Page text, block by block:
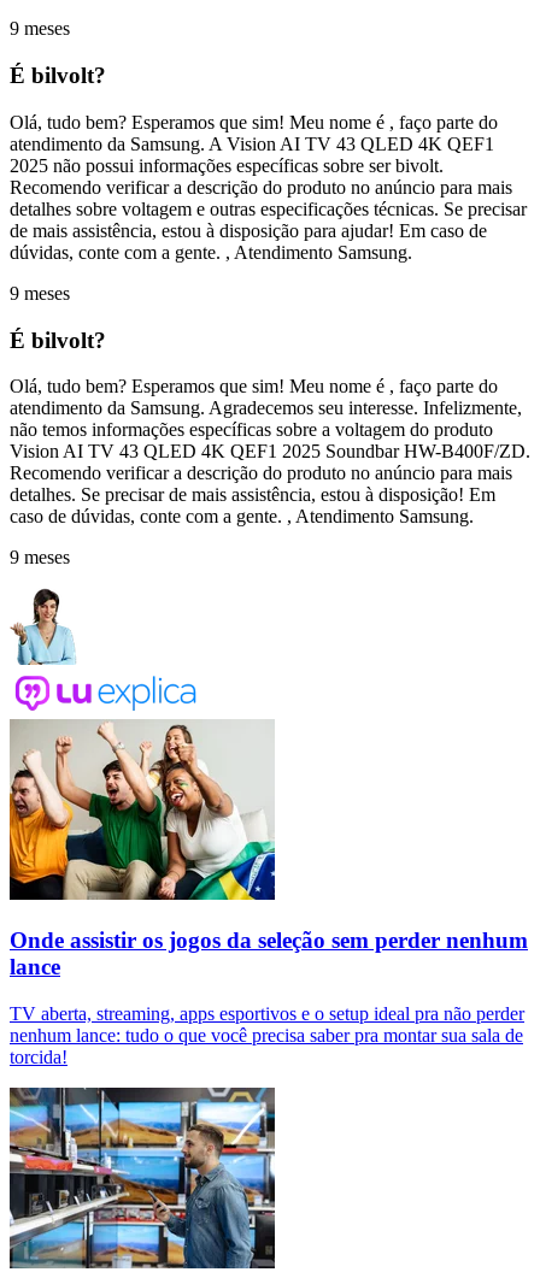
9 meses
É bilvolt?
Olá, tudo bem? Esperamos que sim! Meu nome é , faço parte do
atendimento da Samsung. A Vision AI TV 43 QLED 4K QEF1
2025 não possui informações específicas sobre ser bivolt.
Recomendo verificar a descrição do produto no anúncio para mais
detalhes sobre voltagem e outras especificações técnicas. Se precisar
de mais assistência, estou à disposição para ajudar! Em caso de
dúvidas, conte com a gente. , Atendimento Samsung.
9 meses
É bilvolt?
Olá, tudo bem? Esperamos que sim! Meu nome é , faço parte do
atendimento da Samsung. Agradecemos seu interesse. Infelizmente,
não temos informações específicas sobre a voltagem do produto
Vision AI TV 43 QLED 4K QEF1 2025 Soundbar HW-B400F/ZD.
Recomendo verificar a descrição do produto no anúncio para mais
detalhes. Se precisar de mais assistência, estou à disposição! Em
caso de dúvidas, conte com a gente. , Atendimento Samsung.
9 meses
Onde assistir os jogos da seleção sem perder nenhum
lance
TV aberta, streaming, apps esportivos e o setup ideal pra não perder
nenhum lance: tudo o que você precisa saber pra montar sua sala de
torcida!